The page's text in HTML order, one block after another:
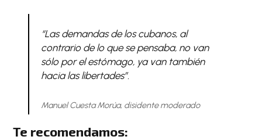
“Las demandas de los cubanos, al
contrario de lo que se pensaba, no van
sólo por el estómago, ya van también
hacia las libertades”.
Manuel Cuesta Morúa, disidente moderado
Te recomendamos: